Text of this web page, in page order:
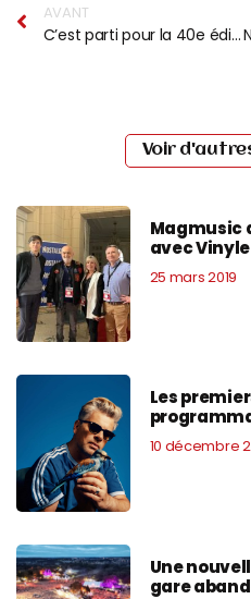
AVANT
C’est parti pour la 40e édition du festival Art Rock
Voir
Magmusic
avec
25 mars 2019
Les
10 décembre
Une
gare